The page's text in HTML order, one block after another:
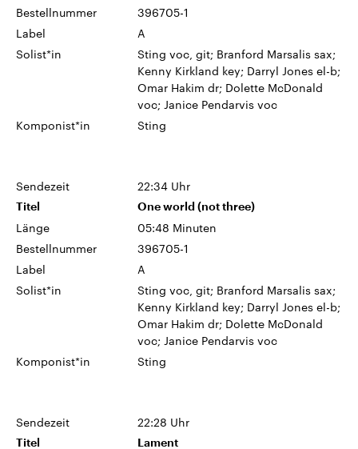
Bestellnummer
396705-1
Label
A
Solist*in
Sting voc, git; Branford Marsalis sax;
Kenny Kirkland key; Darryl Jones el-b;
Omar Hakim dr; Dolette McDonald
voc; Janice Pendarvis voc
Komponist*in
Sting
Sendezeit 22:34 Uhr
Titel One world (not three)
Länge
05:48 Minuten
Bestellnummer
396705-1
Label
A
Solist*in
Sting voc, git; Branford Marsalis sax;
Kenny Kirkland key; Darryl Jones el-b;
Omar Hakim dr; Dolette McDonald
voc; Janice Pendarvis voc
Komponist*in
Sting
Sendezeit 22:28 Uhr
Titel Lament